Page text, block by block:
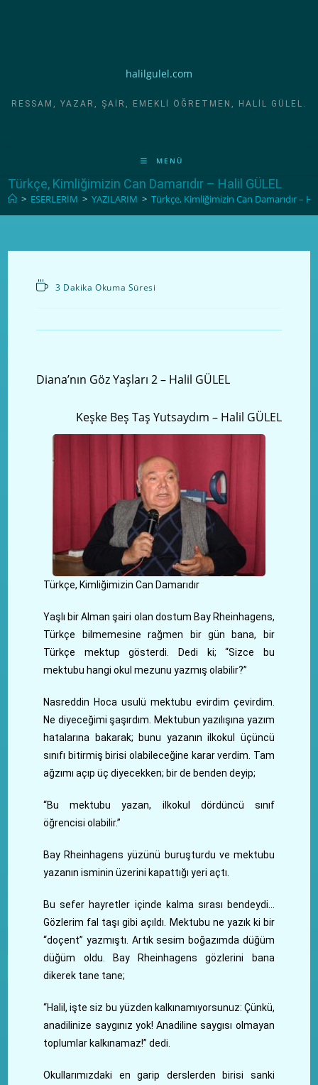
halilgulel.com
RESSAM, YAZAR, ŞAIR, EMEKLI ÖĞRETMEN, HALIL GÜLEL.
MENÜ
Türkçe, Kimliğimizin Can Damarıdır – Halil GÜLEL
> ESERLERİM > YAZILARIM > Türkçe, Kimliğimizin Can Damarıdır –
3 Dakika Okuma Süresi
Diana’nın Göz Yaşları 2 – Halil GÜLEL
Keşke Beş Taş Yutsaydım – Halil GÜLEL
Türkçe, Kimliğimizin Can Damarıdır
Yaşlı bir Alman şairi olan dostum Bay Rheinhagens,
Türkçe bilmemesine rağmen bir gün bana, bir
Türkçe mektup gösterdi. Dedi ki; “Sizce bu
mektubu hangi okul mezunu yazmış olabilir?”
Nasreddin Hoca usulü mektubu evirdim çevirdim.
Ne diyeceğimi şaşırdım. Mektubun yazılışına yazım
hatalarına bakarak; bunu yazanın ilkokul üçüncü
sınıfı bitirmiş birisi olabileceğine karar verdim. Tam
ağzımı açıp üç diyecekken; bir de benden deyip;
“Bu mektubu yazan, ilkokul dördüncü sınıf
öğrencisi olabilir.”
Bay Rheinhagens yüzünü buruşturdu ve mektubu
yazanın isminin üzerini kapattığı yeri açtı.
Bu sefer hayretler içinde kalma sırası bendeydi…
Gözlerim fal taşı gibi açıldı. Mektubu ne yazık ki bir
“doçent” yazmıştı. Artık sesim boğazımda düğüm
düğüm oldu. Bay Rheinhagens gözlerini bana
dikerek tane tane;
“Halil, işte siz bu yüzden kalkınamıyorsunuz: Çünkü,
anadilinize saygınız yok! Anadiline saygısı olmayan
toplumlar kalkınamaz!” dedi.
Okullarımızdaki en garip derslerden birisi sanki